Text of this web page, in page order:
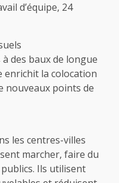
d’équipe, 24
des baux de longue
la colocation
nouveaux points de
les centres-villes
marcher, faire du
Ils utilisent